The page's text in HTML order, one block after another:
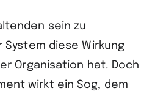
sein zu
System diese Wirkung
Organisation hat. Doch
wirkt ein Sog, dem